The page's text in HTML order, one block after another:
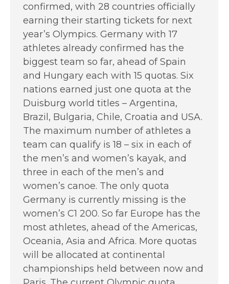
confirmed, with 28 countries officially
earning their starting tickets for next
year’s Olympics. Germany with 17
athletes already confirmed has the
biggest team so far, ahead of Spain
and Hungary each with 15 quotas. Six
nations earned just one quota at the
Duisburg world titles – Argentina,
Brazil, Bulgaria, Chile, Croatia and USA.
The maximum number of athletes a
team can qualify is 18 – six in each of
the men’s and women’s kayak, and
three in each of the men’s and
women’s canoe. The only quota
Germany is currently missing is the
women’s C1 200. So far Europe has the
most athletes, ahead of the Americas,
Oceania, Asia and Africa. More quotas
will be allocated at continental
championships held between now and